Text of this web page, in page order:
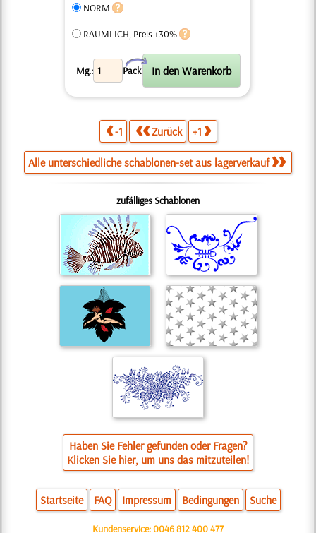
NORM
RÄUMLICH, Preis +30%
Mg.: Pack.
X
-1 Zurück +1
Alle unterschiedliche schablonen-set aus lagerverkauf
zufälliges Schablonen
Haben Sie Fehler gefunden oder Fragen?
Klicken Sie hier, um uns das mitzuteilen!
Startseite FAQ Impressum Bedingungen Suche
Kundenservice:0046 812 400 477